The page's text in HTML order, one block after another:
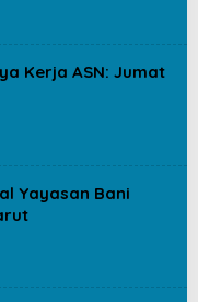
Kerja ASN: Jumat
Yayasan Bani